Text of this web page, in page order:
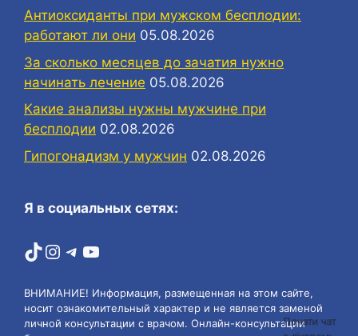
Антиоксиданты при мужском бесплодии:
работают ли они 05.08.2026
За сколько месяцев до зачатия нужно
начинать лечение 05.08.2026
Какие анализы нужны мужчине при
бесплодии 02.08.2026
Гипогонадизм у мужчин 02.08.2026
Я в социальных сетях:
TikTok
Instagram
Telegram
YouTube
ВНИМАНИЕ! Информация, размещенная на этом сайте,
носит ознакомительный характер и не является заменой
личной консультации с врачом. Онлайн-консультацииПочати чат